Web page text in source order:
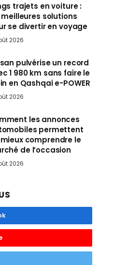
trajets en voiture :
meilleures solutions
se divertir en voyage
2026
pulvérise un record
1 980 km sans faire le
en Qashqai e-POWER
2026
les annonces
permettent
comprendre le
de l’occasion
2026